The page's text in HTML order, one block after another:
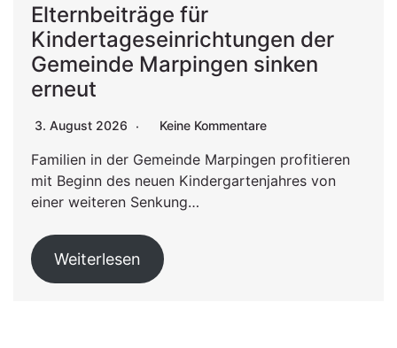
Elternbeiträge für
Kindertageseinrichtungen der
Gemeinde Marpingen sinken
erneut
3. August 2026 Keine Kommentare
Familien in der Gemeinde Marpingen profitieren
mit Beginn des neuen Kindergartenjahres von
einer weiteren Senkung…
Weiterlesen